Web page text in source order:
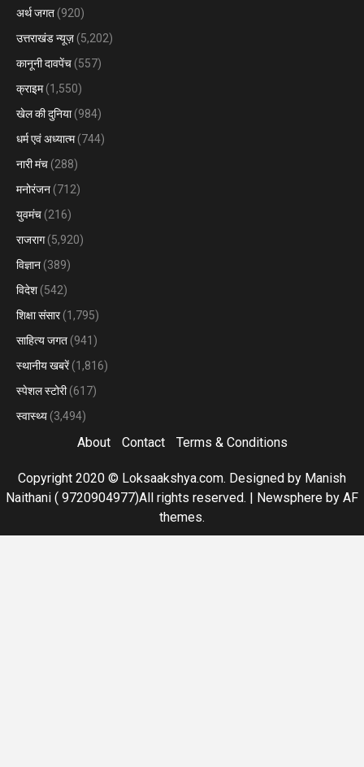
अर्थ जगत (920)
उत्तराखंड न्यूज़ (5,202)
कानूनी दावपेंच (557)
क्राइम(1,550)
खेल की दुनिया(984)
धर्म एवं अध्यात्म(744)
नारी मंच (288)
मनोरंजन (712)
युवमंच (216)
राजराग(5,920)
विज्ञान (389)
विदेश (542)
शिक्षा संसार(1,795)
साहित्य जगत (941)
स्थानीय खबरें(1,816)
स्पेशल स्टोरी(617)
स्वास्थ्य (3,494)
About Contact Terms & Conditions
Copyright 2020 © Loksaakshya.com. Designed by Manish
Naithani ( 9720904977)All rights reserved. | Newsphere by AF
themes.